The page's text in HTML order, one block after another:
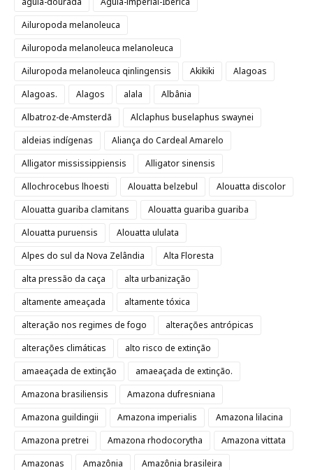
Ailuropoda melanoleuca
Ailuropoda melanoleuca melanoleuca
Ailuropoda melanoleuca qinlingensis
Akikiki
Alagoas
Alagoas.
Alagos alala
Albânia
Albatroz-de-Amsterdã
Alclaphus buselaphus swaynei
aldeias indígenas
Aliança do Cardeal Amarelo
Alligator mississippiensis
Alligator sinensis
Allochrocebus lhoesti
Alouatta belzebul
Alouatta discolor
Alouatta guariba clamitans
Alouatta guariba guariba
Alouatta puruensis
Alouatta ululata
Alpes do sul da Nova Zelândia
Alta Floresta
alta pressão da caça
alta urbanização
altamente ameaçada
altamente tóxica
alteração nos regimes de fogo
alterações antrópicas
alterações climáticas
alto risco de extinção
amaeaçada de extinção
amaeaçada de extinção.
Amazona brasiliensis
Amazona dufresniana
Amazona guildingii
Amazona imperialis
Amazona lilacina
Amazona pretrei
Amazona rhodocorytha
Amazona vittata
Amazonas
Amazônia
Amazônia brasileira